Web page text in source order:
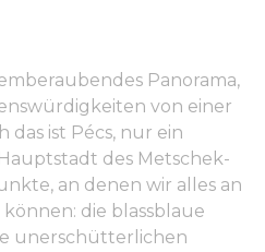
Panorama,
von einer
das ist Pécs, nur ein
des Metschek-
an denen wir alles an
die blassblaue
unerschütterlichen